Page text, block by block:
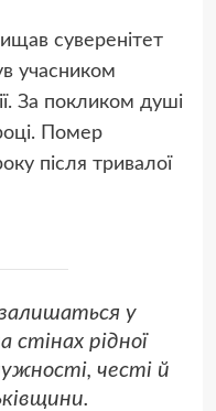
суверенітет
учасником
За покликом душі
Помер
після тривалої
у
стінах рідної
честі й